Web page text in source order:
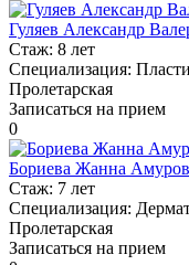
Гуляев Александр
Стаж: 8 лет
Специализация:
Пролетарская
Записаться на прием
0
Бориева Жанна
Стаж: 7 лет
Специализация:
Пролетарская
Записаться на прием